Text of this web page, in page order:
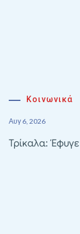
Κοινωνικά
Αυγ 6, 2026
Τρίκαλα: